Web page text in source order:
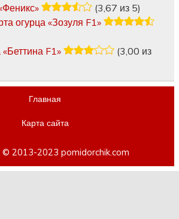
(3,67 из 5)
огурца «Зозуля F1»
F1»
(3,00 из
Главная
Карта сайта
© 2013-2023 pomidorchik.com